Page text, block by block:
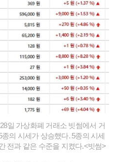
일 가상화폐 거래소 빗썸에서 거
의 시세가 상승했다. 5종의 시세
전과 같은 수준을 지켰다.<빗썸>